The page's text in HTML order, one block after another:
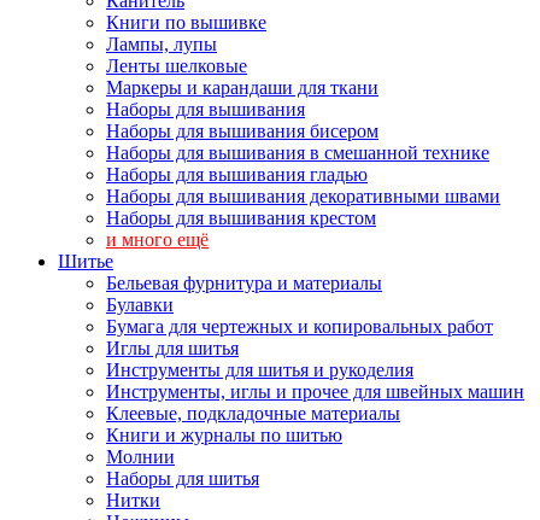
Книги по вышивке
Лампы, лупы
Ленты шелковые
Маркеры и карандаши для ткани
Наборы для вышивания
Наборы для вышивания бисером
Наборы для вышивания в смешанной технике
Наборы для вышивания гладью
Наборы для вышивания декоративными швами
Наборы для вышивания крестом
и много ещё
Шитье
Бельевая фурнитура и материалы
Булавки
Бумага для чертежных и копировальных работ
Иглы для шитья
Инструменты для шитья и рукоделия
Инструменты, иглы и прочее для швейных машин
Клеевые, подкладочные материалы
Книги и журналы по шитью
Молнии
Наборы для шитья
Нитки